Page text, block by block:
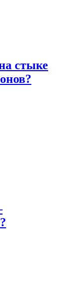
стыке